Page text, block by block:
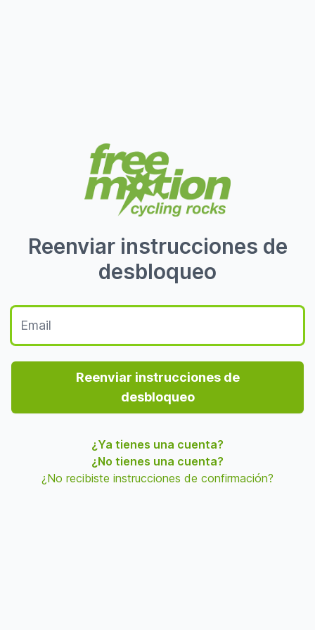
Reenviar instrucciones de
desbloqueo
Email
Reenviar instrucciones de
desbloqueo
¿Ya tienes una cuenta?
¿No tienes una cuenta?
¿No recibiste instrucciones de confirmación?